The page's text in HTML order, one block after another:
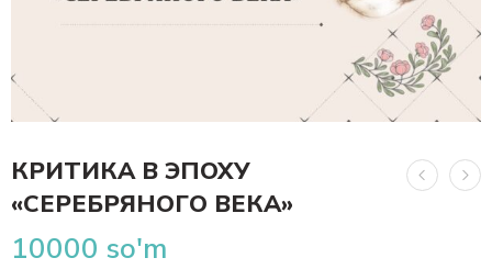
КРИТИКА В ЭПОХУ
«СЕРЕБРЯНОГО ВЕКА»
10000 so'm